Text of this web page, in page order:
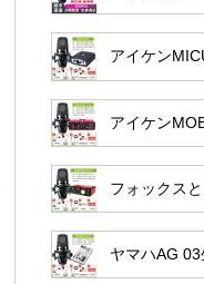
アイケン
アイケン
フォックス
ヤマハAG